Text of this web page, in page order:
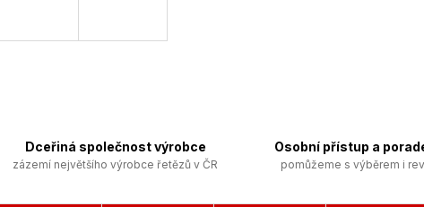
Dceřiná společnost výrobce
zázemí největšího výrobce řetězů v ČR
Osobní přístup a
pomůžeme s výběrem i